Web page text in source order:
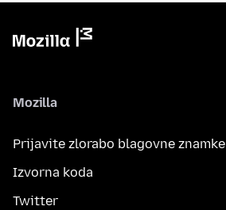
Mozilla
Prijavite zlorabo blagovne znamke
Izvorna koda
Twitter